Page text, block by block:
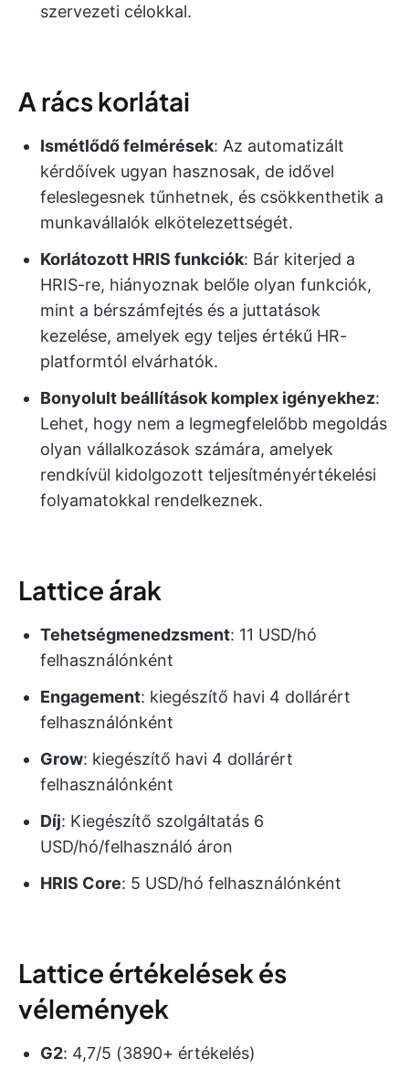
szervezeti célokkal.
A rács korlátai
Ismétlődő felmérések: Az automatizált
kérdőívek ugyan hasznosak, de idővel
feleslegesnek tűnhetnek, és csökkenthetik a
munkavállalók elkötelezettségét.
Korlátozott HRIS funkciók: Bár kiterjed a
HRIS-re, hiányoznak belőle olyan funkciók,
mint a bérszámfejtés és a juttatások
kezelése, amelyek egy teljes értékű HR-
platformtól elvárhatók.
Bonyolult beállítások komplex igényekhez:
Lehet, hogy nem a legmegfelelőbb megoldás
olyan vállalkozások számára, amelyek
rendkívül kidolgozott teljesítményértékelési
folyamatokkal rendelkeznek.
Lattice árak
Tehetségmenedzsment: 11 USD/hó
felhasználónként
Engagement: kiegészítő havi 4 dollárért
felhasználónként
Grow: kiegészítő havi 4 dollárért
felhasználónként
Díj: Kiegészítő szolgáltatás 6
USD/hó/felhasználó áron
HRIS Core: 5 USD/hó felhasználónként
Lattice értékelések és
vélemények
G2: 4,7/5 (3890+ értékelés)